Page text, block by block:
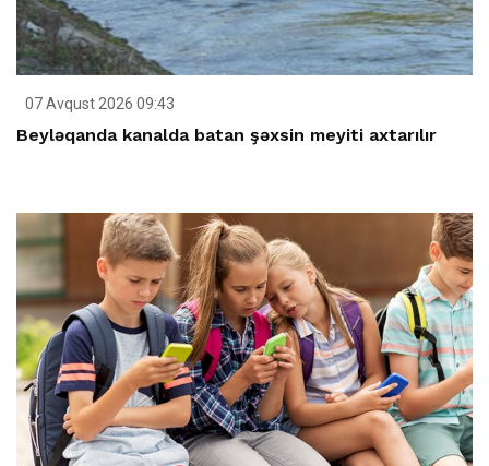
07 Avqust 2026 09:43
Beyləqanda kanalda batan şəxsin meyiti axtarılır